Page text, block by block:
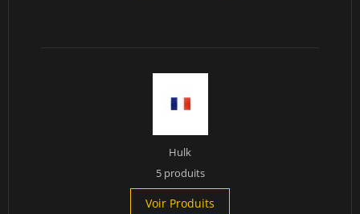
Hulk
5 produits
Voir Produits